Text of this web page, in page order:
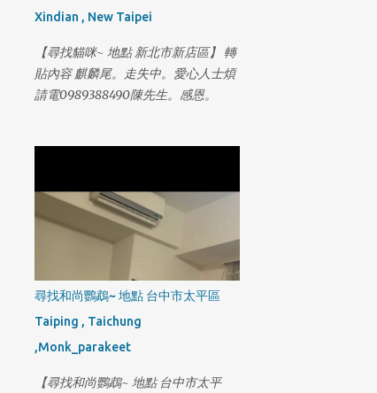
Xindian , New Taipei
【尋找貓咪~ 地點 新北市新店區】 轉
貼內容 麒麟尾。走失中。愛心人士煩
請電0989388490陳先生。感恩。
尋找和尚鸚鵡~ 地點 台中市太平區
Taiping , Taichung
,Monk_parakeet
【尋找和尚鸚鵡~ 地點 台中市太平